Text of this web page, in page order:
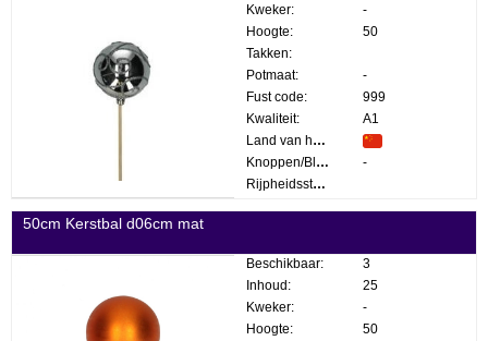
Kweker:
-
Hoogte:
50
Takken:
Potmaat:
-
Fust code:
999
Kwaliteit:
A1
Land van herkomst:
Knoppen/Bloemen:
-
Rijpheidsstadium:
50cm Kerstbal d06cm mat
Beschikbaar:
3
Inhoud:
25
Kweker:
-
Hoogte:
50